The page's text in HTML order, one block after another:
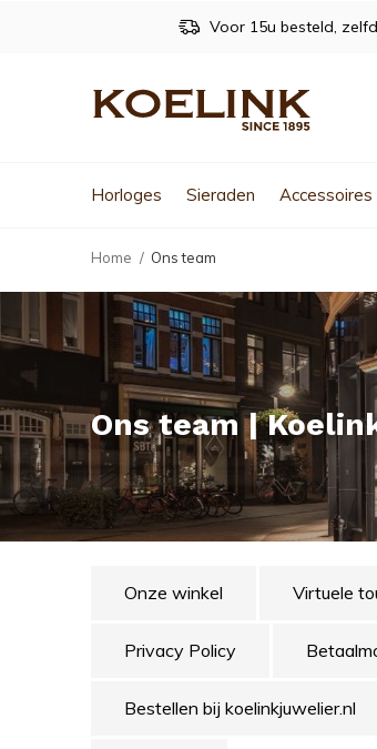
Horloges Sieraden Accessoires
Voor 15u besteld,
Home Ons team
Ons team |
Onze winkel Virtuele
Privacy Policy
Bestellen bij koelinkjuwelier.nl